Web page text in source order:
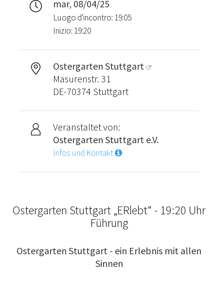
mar, 08/04/25
Luogo d'incontro: 19:05
Inizio: 19:20
Ostergarten Stuttgart
Masurenstr. 31
DE-70374 Stuttgart
Veranstaltet von:
Ostergarten Stuttgart e.V.
Infos und Kontakt
Ostergarten Stuttgart „ERlebt“ - 19:20 Uhr
Führung
Ostergarten Stuttgart - ein Erlebnis mit allen
Sinnen